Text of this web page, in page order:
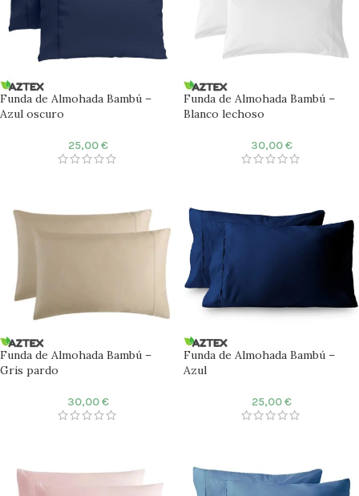
Funda de Almohada Bambú –
Azul oscuro
25,00€
Funda de Almohada Bambú –
Blanco lechoso
30,00€
Funda de Almohada Bambú –
Gris pardo
30,00€
Funda de Almohada Bambú –
Azul
25,00€